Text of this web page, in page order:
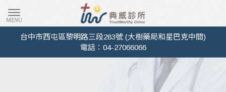
台中市西屯區黎明路三段283號 (大樹藥局和星巴克中間)
電話：04-27066066